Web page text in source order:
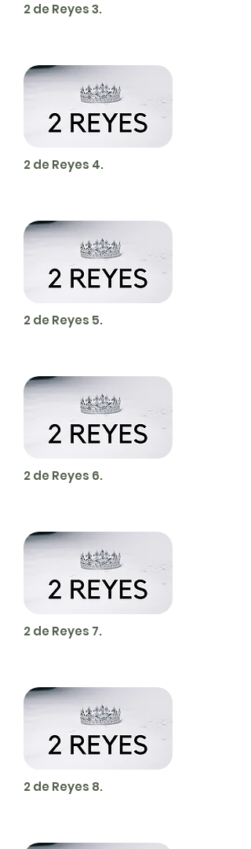
2 de Reyes 3.
2 de Reyes 4.
2 de Reyes 5.
2 de Reyes 6.
2 de Reyes 7.
2 de Reyes 8.